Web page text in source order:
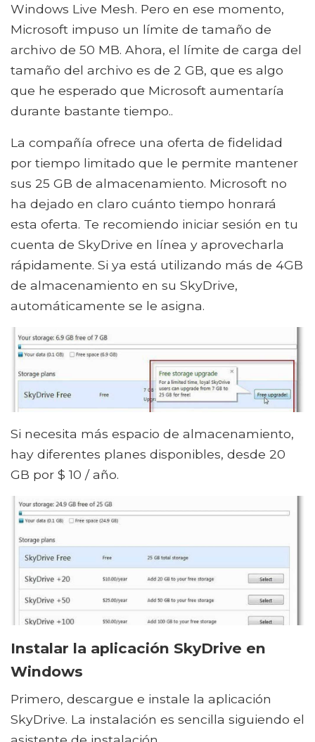
Windows Live Mesh. Pero en ese momento,
Microsoft impuso un límite de tamaño de
archivo de 50 MB. Ahora, el límite de carga del
tamaño del archivo es de 2 GB, que es algo
que he esperado que Microsoft aumentaría
durante bastante tiempo..
La compañía ofrece una oferta de fidelidad
por tiempo limitado que le permite mantener
sus 25 GB de almacenamiento. Microsoft no
ha dejado en claro cuánto tiempo honrará
esta oferta. Te recomiendo iniciar sesión en tu
cuenta de SkyDrive en línea y aprovecharla
rápidamente. Si ya está utilizando más de 4GB
de almacenamiento en su SkyDrive,
automáticamente se le asigna.
Si necesita más espacio de almacenamiento,
hay diferentes planes disponibles, desde 20
GB por $ 10 / año.
Instalar la aplicación SkyDrive en
Windows
Primero, descargue e instale la aplicación
SkyDrive. La instalación es sencilla siguiendo el